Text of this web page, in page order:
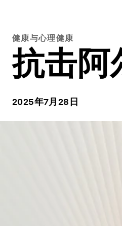
健康与心理健康
抗击阿
2025年7月28日